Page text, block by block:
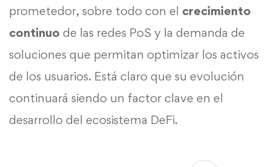
prometedor, sobre todo con el crecimiento
continuo de las redes PoS y la demanda de
soluciones que permitan optimizar los activos
de los usuarios. Está claro que su evolución
continuará siendo un factor clave en el
desarrollo del ecosistema DeFi.